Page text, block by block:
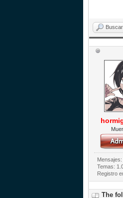
Buscar
Temas:
Registro
The